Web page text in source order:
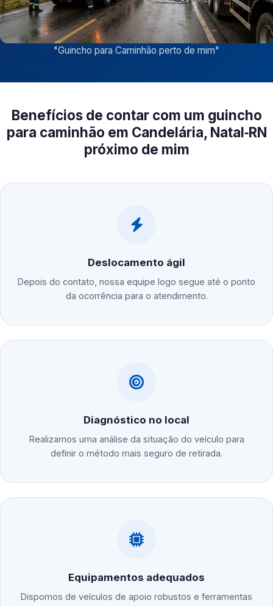
"Guincho para Caminhão perto de mim"
Benefícios de contar com um guincho
para caminhão em Candelária, Natal‑RN
próximo de mim
Deslocamento ágil
Depois do contato, nossa equipe logo segue até o ponto
da ocorrência para o atendimento.
Diagnóstico no local
Realizamos uma análise da situação do veículo para
definir o método mais seguro de retirada.
Equipamentos adequados
Dispomos de veículos de apoio robustos e ferramentas